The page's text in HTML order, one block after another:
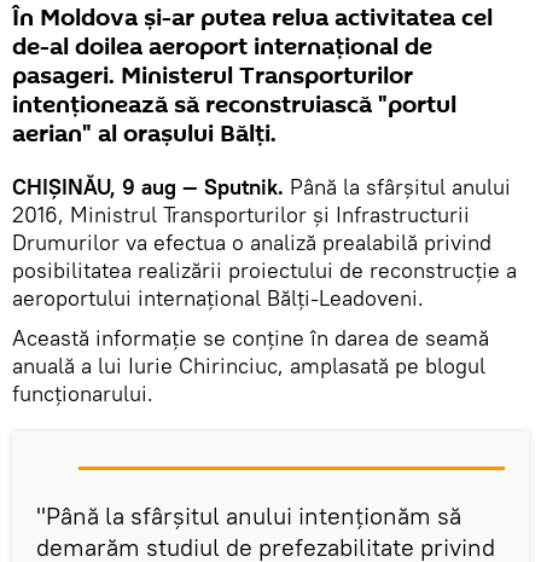
În Moldova și-ar putea relua activitatea cel
de-al doilea aeroport internațional de
pasageri. Ministerul Transporturilor
intenționează să reconstruiască "portul
aerian" al orașului Bălți.
CHIȘINĂU, 9 aug — Sputnik. Până la sfârșitul anului
2016, Ministrul Transporturilor și Infrastructurii
Drumurilor va efectua o analiză prealabilă privind
posibilitatea realizării proiectului de reconstrucție a
aeroportului internațional Bălți-Leadoveni.
Această informație se conţine în darea de seamă
anuală a lui Iurie Chirinciuc, amplasată pe blogul
funcționarului.
"Până la sfârșitul anului intenționăm să
demarăm studiul de prefezabilitate privind